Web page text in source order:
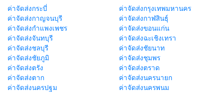
ค่าจัดส่งกระบี่
ค่าจัดส่งกรุงเทพมหานคร
ค่าจัดส่งกาญจนบุรี
ค่าจัดส่งกาฬสินธุ์
ค่าจัดส่งกำแพงเพชร
ค่าจัดส่งขอนแก่น
ค่าจัดส่งจันทบุรี
ค่าจัดส่งฉะเชิงเทรา
ค่าจัดส่งชลบุรี
ค่าจัดส่งชัยนาท
ค่าจัดส่งชัยภูมิ
ค่าจัดส่งชุมพร
ค่าจัดส่งตรัง
ค่าจัดส่งตราด
ค่าจัดส่งตาก
ค่าจัดส่งนครนายก
ค่าจัดส่งนครปฐม
ค่าจัดส่งนครพนม